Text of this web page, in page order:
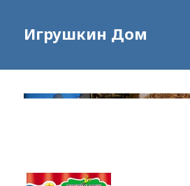
Игрушкин Дом